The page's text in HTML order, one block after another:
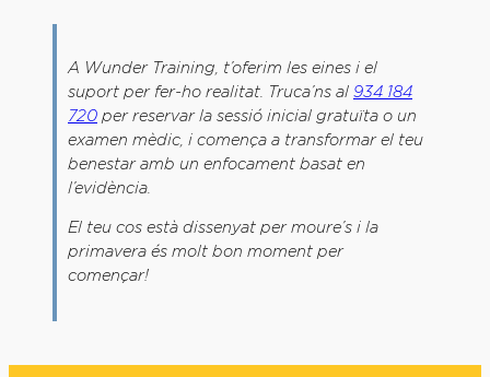
A Wunder Training, t’oferim les eines i el
suport per fer-ho realitat. Truca’ns al 934 184
720 per reservar la sessió inicial gratuïta o un
examen mèdic, i comença a transformar el teu
benestar amb un enfocament basat en
l’evidència.
El teu cos està dissenyat per moure’s i la
primavera és molt bon moment per
començar!